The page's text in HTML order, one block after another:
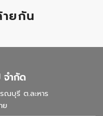
ยกัน
จำกัด
บุรี ต.ละหาร
ย